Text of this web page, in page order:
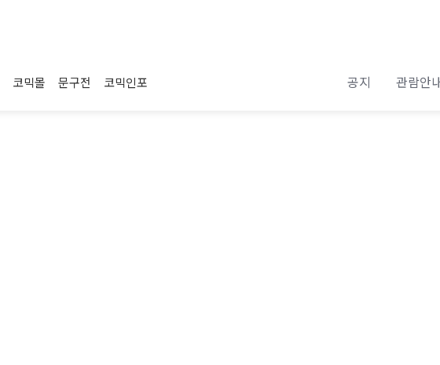
코믹몰 문구전 코믹인포 공지 관람안